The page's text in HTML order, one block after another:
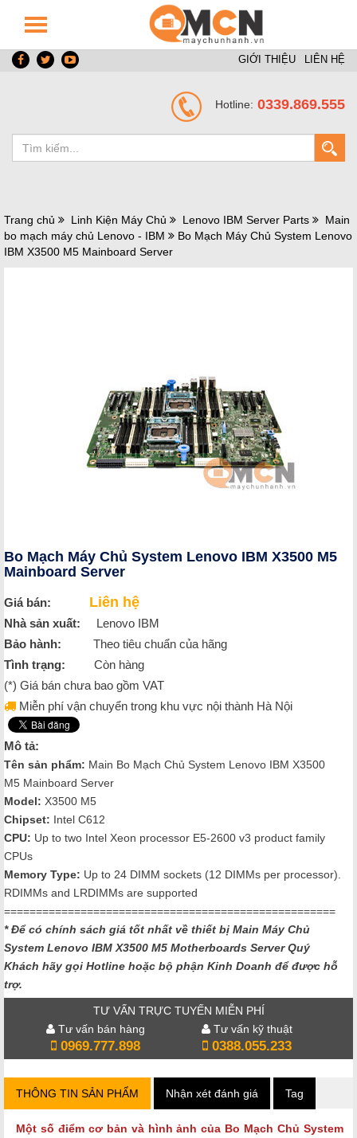
GIỚI THIỆU LIÊN HỆ
Hotline: 0339.869.555
Trang chủ Linh Kiện Máy Chủ Lenovo IBM Server Parts
Main
bo mạch máy chủ Lenovo - IBM
Bo Mạch Máy Chủ System Lenovo
IBM X3500 M5 Mainboard Server
Bo Mạch Máy Chủ System Lenovo IBM X3500 M5
Mainboard Server
Giá bán: Liên hệ
Nhà sản xuất: Lenovo IBM
Bảo hành: Theo tiêu chuẩn của hãng
Tình trạng: Còn hàng
(*) Giá bán chưa bao gồm VAT
Miễn phí vận chuyển trong khu vực nội thành Hà Nội
Mô tả:
Tên sản phẩm: Main Bo Mạch Chủ System Lenovo IBM X3500
M5 Mainboard Server
Model: X3500 M5
Chipset: Intel C612
CPU: Up to two Intel Xeon processor E5-2600 v3 product family
CPUs
Memory Type: Up to 24 DIMM sockets (12 DIMMs per processor).
RDIMMs and LRDIMMs are supported
====================================================
* Để có chính sách giá tốt nhất về thiết bị Main Máy Chủ
System Lenovo IBM X3500 M5 Motherboards Server Quý
Khách hãy gọi Hotline hoặc bộ phận Kinh Doanh để được hỗ
trợ.
TƯ VẤN TRỰC TUYẾN MIỄN PHÍ
Tư vấn bán hàng
0969.777.898
Tư vấn kỹ thuật
0388.055.233
THÔNG TIN SẢN PHẨM Nhận xét đánh giá Tag
Một số điểm cơ bản và hình ảnh của Bo Mạch Chủ System